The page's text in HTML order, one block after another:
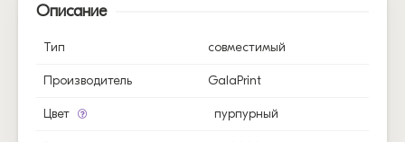
Описание
Тип совместимый
Производитель GalaPrint
Цвет пурпурный